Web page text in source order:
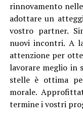
rinnovamento
adottare un
vostro partner.
nuovi incontri. A
attenzione per
lavorare meglio in
stelle è ottima
morale.
termine i vostri